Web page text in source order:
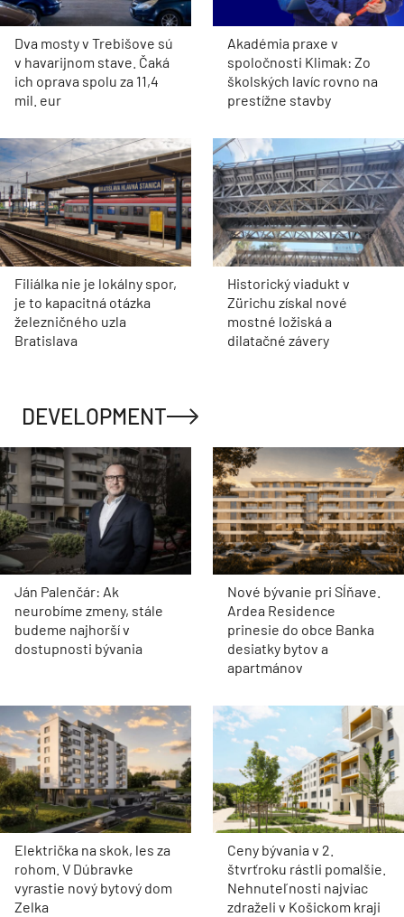
Dva mosty v Trebišove sú
v havarijnom stave. Čaká
ich oprava spolu za 11,4
mil. eur
Akadémia praxe v
spoločnosti Klimak: Zo
školských lavíc rovno na
prestížne stavby
Filiálka nie je lokálny spor,
je to kapacitná otázka
železničného uzla
Bratislava
Historický viadukt v
Zürichu získal nové
mostné ložiská a
dilatačné závery
DEVELOPMENT
Ján Palenčár: Ak
neurobíme zmeny, stále
budeme najhorší v
dostupnosti bývania
Nové bývanie pri Sĺňave.
Ardea Residence
prinesie do obce Banka
desiatky bytov a
apartmánov
Električka na skok, les za
rohom. V Dúbravke
vyrastie nový bytový dom
Zelka
Ceny bývania v 2.
štvrťroku rástli pomalšie.
Nehnuteľnosti najviac
zdraželi v Košickom kraji